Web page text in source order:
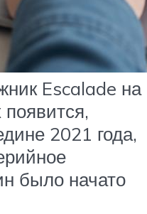
Escalade на
появится,
2021 года,
было начато